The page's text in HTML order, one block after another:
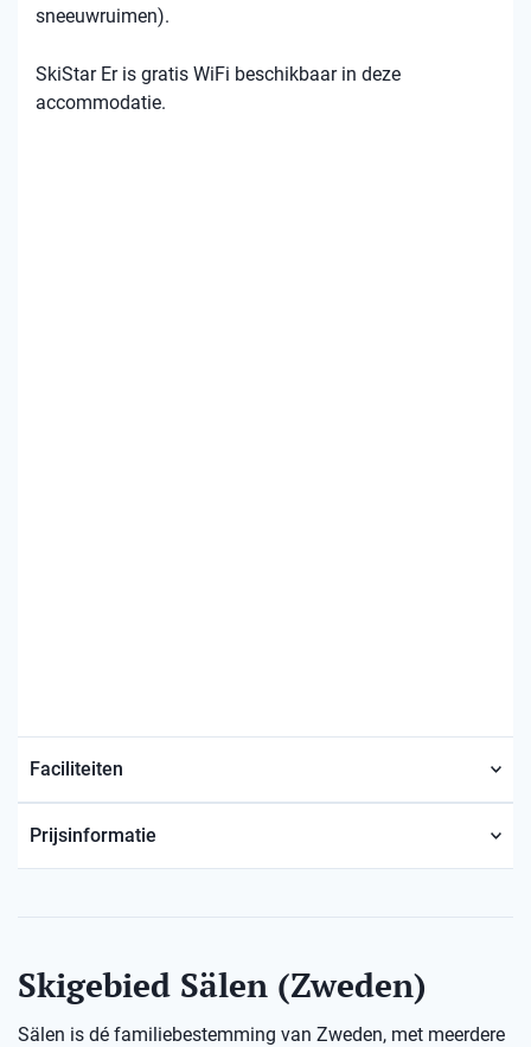
sneeuwruimen).
SkiStar Er is gratis WiFi beschikbaar in deze
accommodatie.
Faciliteiten
Prijsinformatie
Skigebied Sälen (Zweden)
Sälen is dé familiebestemming van Zweden, met meerdere